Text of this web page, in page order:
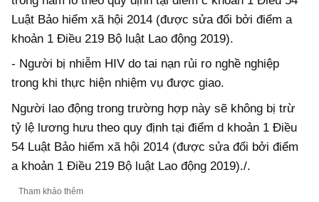
Luật Bảo hiểm xã hội 2014 (được sửa đổi bởi điểm a
khoản 1 Điều 219 Bộ luật Lao động 2019).
- Người bị nhiễm HIV do tai nạn rủi ro nghề nghiệp
trong khi thực hiện nhiệm vụ được giao.
Người lao động trong trường hợp này sẽ không bị trừ
tỷ lệ lương hưu theo quy định tại điểm d khoản 1 Điều
54 Luật Bảo hiểm xã hội 2014 (được sửa đổi bởi điểm
a khoản 1 Điều 219 Bộ luật Lao động 2019)./.
Tham khảo thêm